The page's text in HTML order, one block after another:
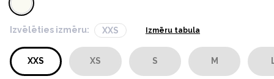
Izvēlēties izmēru: XXS Izmēru tabula
XXS XS S M